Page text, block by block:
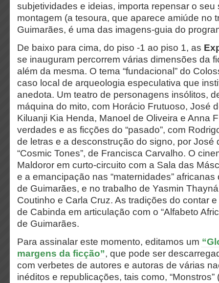
subjetividades e ideias, importa repensar o seu
montagem (a tesoura, que aparece amiúde no
Guimarães, é uma das imagens-guia do
De baixo para cima, do piso -1 ao piso 1, as E
se inauguram percorrem várias dimensões da
além da mesma. O tema “fundacional” do
caso local de arqueologia especulativa que
anedota. Um teatro de personagens insólitos,
máquina do mito, com Horácio Frutuoso, José
Kiluanji Kia Henda, Manoel de Oliveira e Anna
verdades e as ficções do “pasado”, com
de letras e a desconstrução do signo, por José
“Cosmic Tones”, de Francisca Carvalho. O
Maldoror em curto-circuito com a Sala das
e a emancipação nas “maternidades”
de Guimarães, e no trabalho de Yasmin
Coutinho e Carla Cruz. As tradições do contar
de Cabinda em articulação com o “Alfabeto
de Guimarães.
Para assinalar este momento, editamos um
margens da ficção”, que pode ser
com verbetes de autores e autoras de várias
inéditos e republicações, tais como,